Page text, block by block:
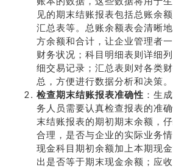
见的期末结账报表包括总账余
汇总表等。总账余额表会清晰
方余额和合计，让企业管理者
财务状况；科目明细表则详细
细交易记录；汇总表则对各类
总，方便进行数据分析和决策。
检查期末结账报表准确性 ：生
务人员需要认真检查报表的准
末结账报表的期初期末余额，
合理，是否与企业的实际业务
现金科目期初余额加上本期现
出是否等于期末现金余额；应